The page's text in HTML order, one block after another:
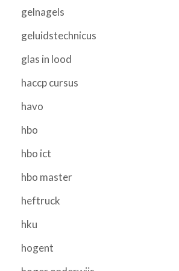
gelnagels
geluidstechnicus
glas in lood
haccp cursus
havo
hbo
hbo ict
hbo master
heftruck
hku
hogent